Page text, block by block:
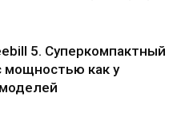
5. Cуперкомпактный
мощностью как у